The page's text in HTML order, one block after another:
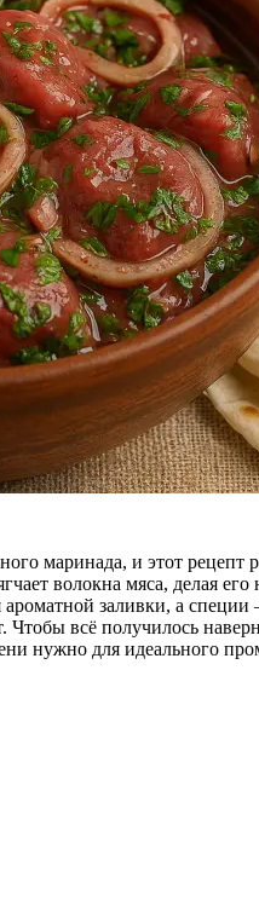
маринада, и этот рецепт
волокна мяса, делая
заливки, а
Чтобы всё получилось
нужно для идеального